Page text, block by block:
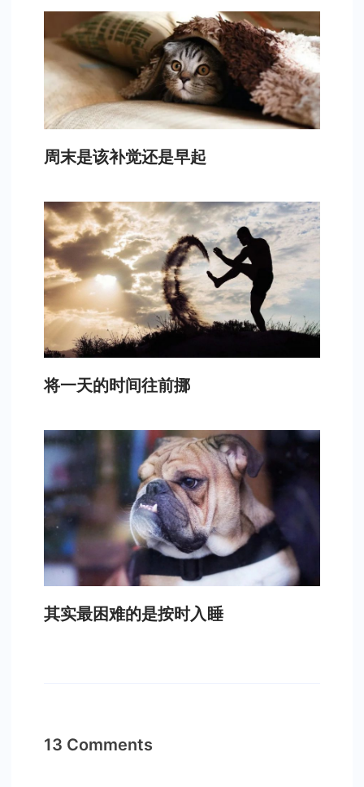
周末是该补觉还是早起
将一天的时间往前挪
其实最困难的是按时入睡
13 Comments